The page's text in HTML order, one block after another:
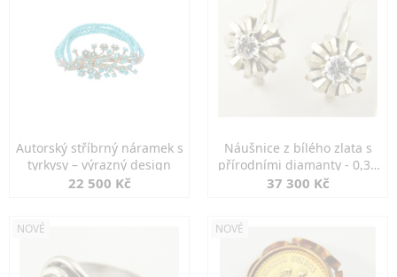
Autorský stříbrný náramek s
tyrkysy – výrazný design
22 500 Kč
Náušnice z bílého zlata s
přírodními diamanty - 0,30
ct
37 300 Kč
NOVÉ NOVÉ